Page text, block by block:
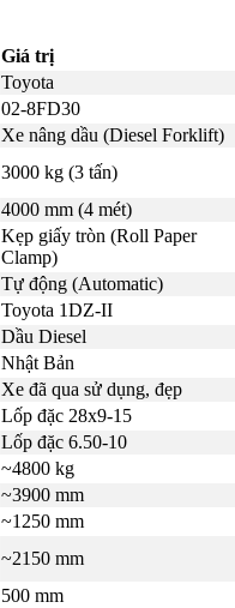
Giá trị
Toyota
02-8FD30
Xe nâng dầu (Diesel Forklift)
3000 kg (3 tấn)
4000 mm (4 mét)
Kẹp giấy tròn (Roll Paper
Clamp)
Tự động (Automatic)
Toyota 1DZ-II
Dầu Diesel
Nhật Bản
Xe đã qua sử dụng, đẹp
Lốp đặc 28x9-15
Lốp đặc 6.50-10
~4800 kg
~3900 mm
~1250 mm
~2150 mm
500 mm